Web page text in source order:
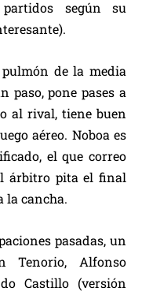
según su
de la media
paso, pone pases a
al rival, tiene buen
aéreo. Noboa es
el que correo
árbitro pita el final
la cancha.
pasadas, un
Tenorio, Alfonso
Castillo (versión